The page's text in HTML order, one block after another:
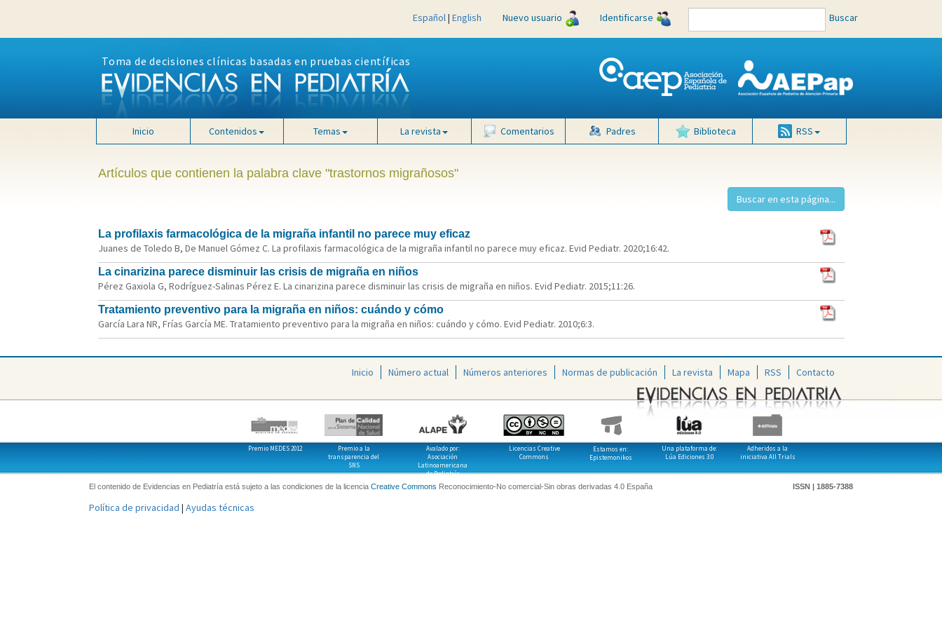
Español| English Nuevo usuario Identificarse Buscar
Toma de decisiones clínicas basadas en pruebas científicas
Inicio Contenidos Temas La revista Comentarios Padres Biblioteca RSS
Artículos que contienen la palabra clave "trastornos migrañosos"
La profilaxis farmacológica de la migraña infantil no parece muy eficaz
Juanes de Toledo B, De Manuel Gómez C. La profilaxis farmacológica de la migraña infantil no parece muy eficaz. Evid Pediatr. 2020;16:42.
La cinarizina parece disminuir las crisis de migraña en niños
Pérez Gaxiola G, Rodríguez-Salinas Pérez E. La cinarizina parece disminuir las crisis de migraña en niños. Evid Pediatr. 2015;11:26.
Tratamiento preventivo para la migraña en niños: cuándo y cómo
García Lara NR, Frías García ME. Tratamiento preventivo para la migraña en niños: cuándo y cómo. Evid Pediatr. 2010;6:3.
Inicio Número actual Números anteriores Normas de publicación La revista Mapa RSS Contacto
Premio MEDES 2012
Premio a la
transparencia del
SNS
Avalado por:
Asociación
Latinoamericana
de Pediatría
Licencias Creative
Commons
Estamos en:
Epistemonikos
Una plataforma de:
Lúa Ediciones 3.0
Adheridos a la
iniciativa All Trials
El contenido de Evidencias en Pediatría está sujeto a las condiciones de la licencia Creative Commons Reconocimiento-No comercial-Sin obras derivadas 4.0 España ISSN | 1885-7388
Política de privacidad | Ayudas técnicas